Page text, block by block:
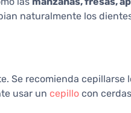
naturalmente los
Se recomienda cepillarse
usar un cepillo con